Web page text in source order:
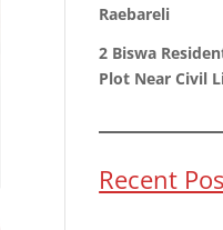
Raebareli
2 Biswa
Plot Near Civil
Recent